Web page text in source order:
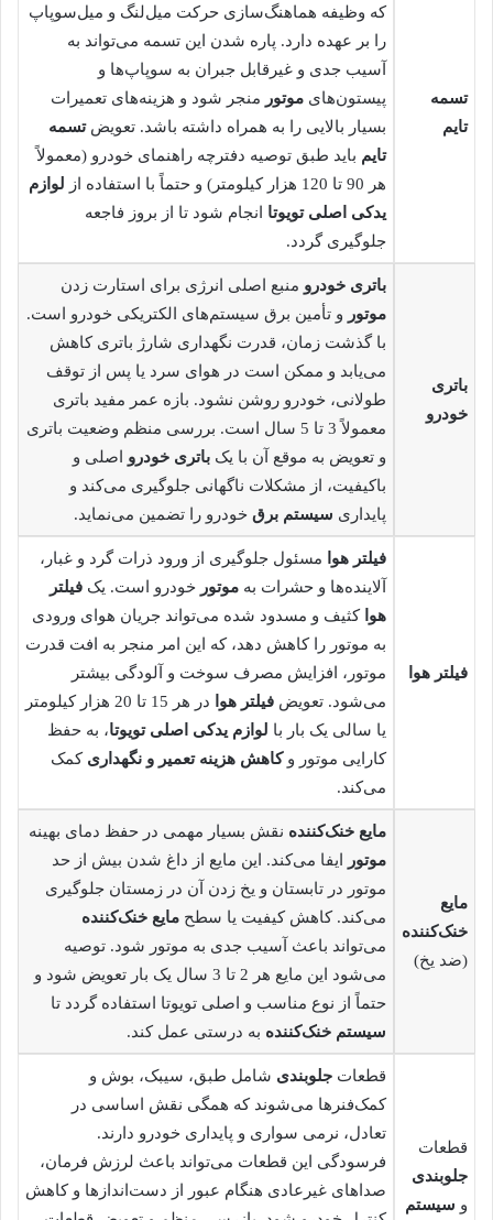
تسمه
تایم
که وظیفه هماهنگ‌سازی حرکت میل‌لنگ و میل‌سوپاپ
را بر عهده دارد. پاره شدن این تسمه می‌تواند به
آسیب جدی و غیرقابل جبران به سوپاپ‌ها و
پیستون‌های موتور منجر شود و هزینه‌های تعمیرات
بسیار بالایی را به همراه داشته باشد. تعویضتسمه
تایم باید طبق توصیه دفترچه راهنمای خودرو (معمولاً
هر 90 تا 120 هزار کیلومتر) و حتماً با استفاده از
لوازم
یدکی اصلی تویوتا انجام شود تا از بروز فاجعه
جلوگیری گردد.
باتری
خودرو
باتری خودرو منبع اصلی انرژی برای استارت زدن
موتور و تأمین برق سیستم‌های الکتریکی خودرو است.
با گذشت زمان، قدرت نگهداری شارژ باتری کاهش
می‌یابد و ممکن است در هوای سرد یا پس از توقف
طولانی، خودرو روشن نشود. بازه عمر مفید باتری
معمولاً 3 تا 5 سال است. بررسی منظم وضعیت باتری
و تعویض به موقع آن با یک باتری خودرو اصلی و
باکیفیت، از مشکلات ناگهانی جلوگیری می‌کند و
پایداری سیستم برق خودرو را تضمین می‌نماید.
فیلتر هوا
فیلتر هوا
مسئول جلوگیری از ورود ذرات گرد و غبار،
آلاینده‌ها و حشرات به موتور خودرو است. یک فیلتر
هوا کثیف و مسدود شده می‌تواند جریان هوای ورودی
به موتور را کاهش دهد، که این امر منجر به افت قدرت
موتور، افزایش مصرف سوخت و آلودگی بیشتر
می‌شود. تعویض فیلتر هوا
در هر 15 تا 20 هزار کیلومتر
یا سالی یک بار با لوازم یدکی اصلی تویوتا، به حفظ
کارایی موتور وکاهش هزینه تعمیر و نگهداری کمک
می‌کند.
مایع
خنک‌کننده
(ضد یخ)
مایع خنک‌کننده نقش بسیار مهمی در حفظ دمای بهینه
موتور
ایفا می‌کند. این مایع از داغ شدن بیش از حد
موتور در تابستان و یخ زدن آن در زمستان جلوگیری
می‌کند. کاهش کیفیت یا سطح مایع خنک‌کننده
می‌تواند باعث آسیب جدی به موتور شود. توصیه
می‌شود این مایع هر 2 تا 3 سال یک بار تعویض شود و
حتماً از نوع مناسب و اصلی تویوتا استفاده گردد تا
سیستم خنک‌کننده به درستی عمل کند.
قطعات
جلوبندی
و سیستم
قطعات جلوبندی شامل طبق، سیبک، بوش و
کمک‌فنرها می‌شوند که همگی نقش اساسی در
تعادل، نرمی سواری و پایداری خودرو دارند.
فرسودگی این قطعات می‌تواند باعث لرزش فرمان،
صداهای غیرعادی هنگام عبور از دست‌اندازها و کاهش